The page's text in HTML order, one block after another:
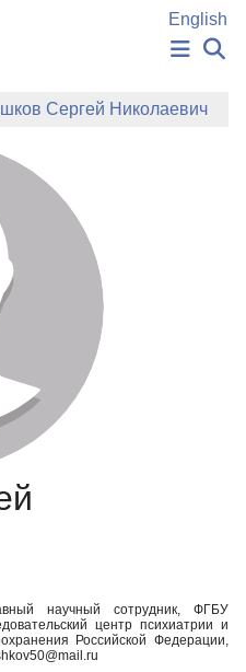
English
СЛОВА
Сергей Николаевич
научный сотрудник, ФГБУ
центр психиатрии и
Российской Федерации,